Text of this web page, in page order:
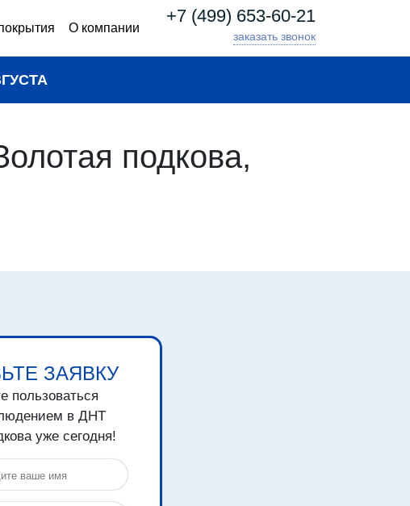
О компании
+7 (499) 653-60-21
заказать звонок
подкова,
ЗАЯВКУ
пользоваться
в ДНТ
уже сегодня!